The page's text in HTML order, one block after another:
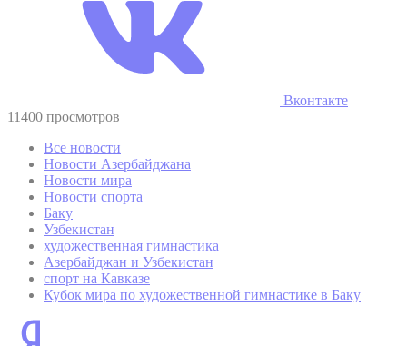
Вконтакте
11400 просмотров
Все новости
Новости Азербайджана
Новости мира
Новости спорта
Баку
Узбекистан
художественная гимнастика
Азербайджан и Узбекистан
спорт на Кавказе
Кубок мира по художественной гимнастике в Баку